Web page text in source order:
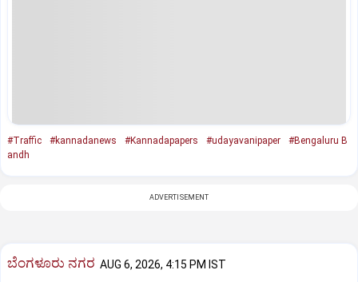
#Traffic #kannadanews #Kannadapapers #udayavanipaper
#Bengaluru B
andh
ADVERTISEMENT
ಬೆಂಗಳೂರು ನಗರ AUG 6, 2026, 4:15 PM IST